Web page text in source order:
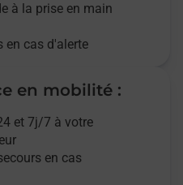
à la prise en main
en cas d'alerte
en mobilité :
et 7j/7 à votre
en cas